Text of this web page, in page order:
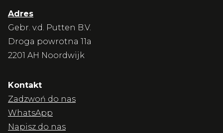
Adres
Gebr. v.d. Putten B.V.
Droga powrotna 11a
2201 AH Noordwijk
Kontakt
Zadzwoń do nas
WhatsApp
Napisz do nas